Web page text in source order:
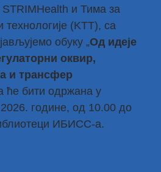
STRIMHealth и Тима за
(KTT), са
обуку „Од идеје
оквир,
и трансфер
ће бити одржана у
2026. године, од 10.00 до
ИБИСС-а.